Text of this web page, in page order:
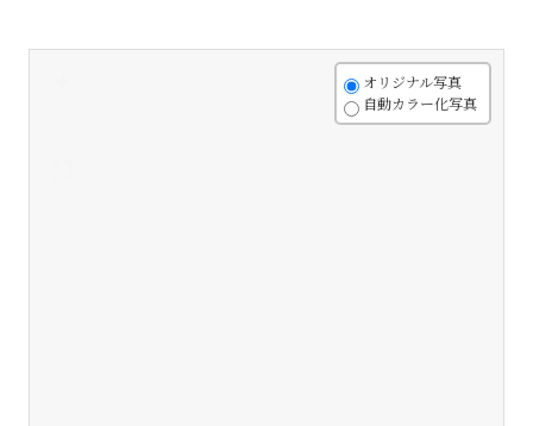
オリジナル写真
自動カラー化写真